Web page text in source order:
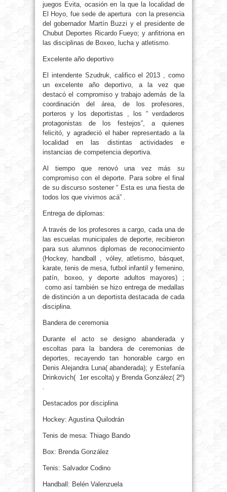
juegos Evita, ocasión en la que la localidad de
El Hoyo, fue sede de apertura con la presencia
del gobernador Martín Buzzi y el presidente de
Chubut Deportes Ricardo Fueyo; y anfitriona en
las disciplinas de Boxeo, lucha y atletismo.
Excelente año deportivo
El intendente Szudruk, califico el 2013 , como
un excelente año deportivo, a la vez que
destacó el compromiso y trabajo además de la
coordinación del área, de los profesores,
porteros y los deportistas , los “ verdaderos
protagonistas de los festejos”, a quienes
felicitó, y agradeció el haber representado a la
localidad en las distintas actividades e
instancias de competencia deportiva.
Al tiempo que renovó una vez más su
compromiso con el deporte. Para sobre el final
de su discurso sostener “ Esta es una fiesta de
todos los que vivimos acá” .
Entrega de diplomas:
A través de los profesores a cargo, cada una de
las escuelas municipales de deporte, recibieron
para sus alumnos diplomas de reconocimiento
(Hockey, handball , vóley, atletismo, básquet,
karate, tenis de mesa, futbol infantil y femenino,
patín, boxeo, y deporte adultos mayores) ;
como así también se hizo entrega de medallas
de distinción a un deportista destacada de cada
disciplina.
Bandera de ceremonia
Durante el acto se designo abanderada y
escoltas para la bandera de ceremonias de
deportes, recayendo tan honorable cargo en
Denis Alejandra Luna( abanderada); y Estefanía
Drinkovich( 1er escolta) y Brenda González( 2º)
.
Destacados por disciplina
Hockey: Agustina Quilodrán
Tenis de mesa: Thiago Bando
Box: Brenda González
Tenis: Salvador Codino
Handball: Belén Valenzuela